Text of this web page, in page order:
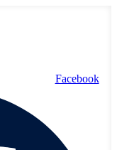
Facebook